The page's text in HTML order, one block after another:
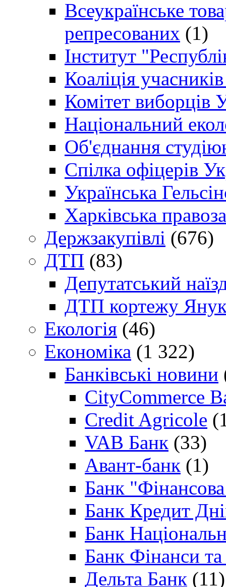
Всеукраїнське
репресованих (1)
Інститут
Коаліція
Комітет виборців
Національний
Об'єднання
Спілка офіцерів
Українська
Харківська
Держзакупівлі (676)
ДТП (83)
Депутатський
ДТП кортежу
Екологія (46)
Економіка (1 322)
Банківські новини
CityCommerce
Credit Agricole
VAB Банк (33)
Авант-банк (1)
Банк "Фінансова
Банк Кредит
Банк
Банк Фінанси
Дельта Банк (11)